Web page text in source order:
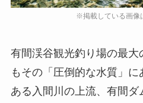
有間渓谷観光釣り場の最大
もその「圧倒的な水質」
ある入間川の上流、有間ダ